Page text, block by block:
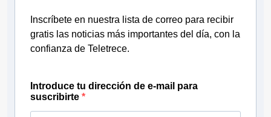
Inscríbete en nuestra lista de correo para recibir
gratis las noticias más importantes del día, con la
confianza de Teletrece.
Introduce tu dirección de e-mail para
suscribirte